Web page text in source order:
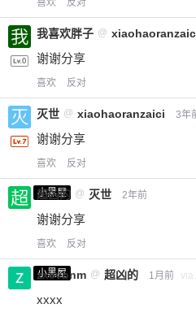
20 50
¥
我喜欢胖子 @
谢谢分享
喜欢 反对
灭世 @ xiaohaoranzaici 3年
谢谢分享
喜欢 反对
小黑屋
超凶的 @ 灭世 2年前
谢谢分享
喜欢 反对
小黑屋
zxcvbnm @ 超凶的 1月前 via
xxxx
您没有权限发布内容，请
限。